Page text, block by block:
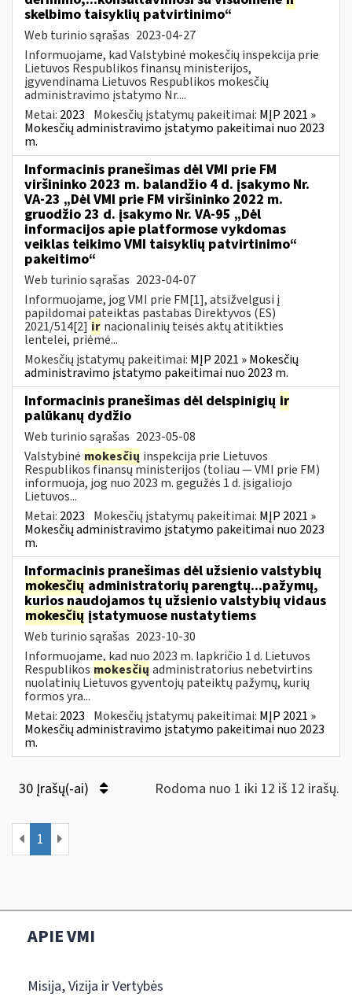
skelbimo taisyklių patvirtinimo“
Web turinio sąrašas 2023-04-27
Informuojame, kad Valstybinė mokesčių inspekcija prie
Lietuvos Respublikos finansų ministerijos,
įgyvendinama Lietuvos Respublikos mokesčių
administravimo įstatymo Nr....
Metai: 2023 Mokesčių įstatymų pakeitimai: MĮP 2021 »
Mokesčių administravimo įstatymo pakeitimai nuo 2023
m.
Informacinis pranešimas dėl VMI prie FM
viršininko 2023 m. balandžio 4 d. įsakymo Nr.
VA-23 „Dėl VMI prie FM viršininko 2022 m.
gruodžio 23 d. įsakymo Nr. VA-95 „Dėl
informacijos apie platformose vykdomas
veiklas teikimo VMI taisyklių patvirtinimo“
pakeitimo“
Web turinio sąrašas 2023-04-07
Informuojame, jog VMI prie FM[1], atsižvelgusi į
papildomai pateiktas pastabas Direktyvos (ES)
2021/514[2] ir nacionalinių teisės aktų atitikties
lentelei, priėmė...
Mokesčių įstatymų pakeitimai: MĮP 2021 » Mokesčių
administravimo įstatymo pakeitimai nuo 2023 m.
Informacinis pranešimas dėl delspinigių ir
palūkanų dydžio
Web turinio sąrašas 2023-05-08
Valstybinė mokesčių inspekcija prie Lietuvos
Respublikos finansų ministerijos (toliau — VMI prie FM)
informuoja, jog nuo 2023 m. gegužės 1 d. įsigaliojo
Lietuvos...
Metai: 2023 Mokesčių įstatymų pakeitimai: MĮP 2021 »
Mokesčių administravimo įstatymo pakeitimai nuo 2023
m.
Informacinis pranešimas dėl užsienio valstybių
mokesčių administratorių parengtų...pažymų,
kurios naudojamos tų užsienio valstybių vidaus
mokesčių įstatymuose nustatytiems
Web turinio sąrašas 2023-10-30
Informuojame, kad nuo 2023 m. lapkričio 1 d. Lietuvos
Respublikos mokesčių administratorius nebetvirtins
nuolatinių Lietuvos gyventojų pateiktų pažymų, kurių
formos yra...
Metai: 2023 Mokesčių įstatymų pakeitimai: MĮP 2021 »
Mokesčių administravimo įstatymo pakeitimai nuo 2023
m.
30 Įrašų(-ai) Rodoma nuo 1 iki 12 iš 12 irašų.
1
APIE VMI
Misija, Vizija ir Vertybės